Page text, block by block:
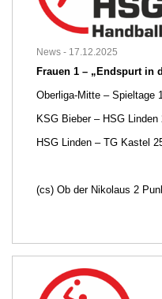
News - 17.12.2025
Frauen 1 – „Endspurt in
Oberliga-Mitte – Spieltage
KSG Bieber – HSG Linden
HSG Linden – TG Kastel
(cs) Ob der Nikolaus 2